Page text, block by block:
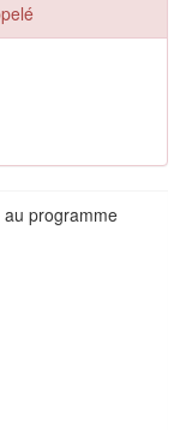
programme